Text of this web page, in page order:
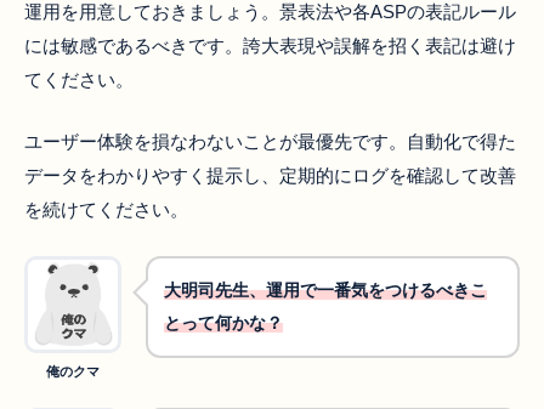
運用を用意しておきましょう。景表法や各ASPの表記ルール
には敏感であるべきです。誇大表現や誤解を招く表記は避け
てください。
ユーザー体験を損なわないことが最優先です。自動化で得た
データをわかりやすく提示し、定期的にログを確認して改善
を続けてください。
俺のクマ
大明司先生、運用で一番気をつけるべきこ
とって何かな？